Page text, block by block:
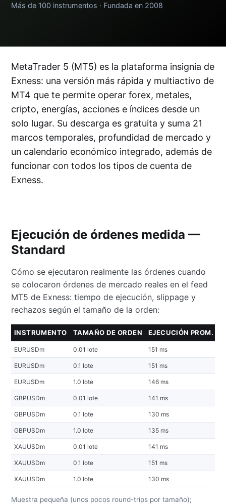
Más de 100 instrumentos · Fundada en 2008
MetaTrader 5 (MT5) es la plataforma insignia de
Exness: una versión más rápida y multiactivo de
MT4 que te permite operar forex, metales,
cripto, energías, acciones e índices desde un
solo lugar. Su descarga es gratuita y suma 21
marcos temporales, profundidad de mercado y
un calendario económico integrado, además de
funcionar con todos los tipos de cuenta de
Exness.
Ejecución de órdenes medida —
Standard
Cómo se ejecutaron realmente las órdenes cuando
se colocaron órdenes de mercado reales en el feed
MT5 de Exness: tiempo de ejecución, slippage y
rechazos según el tamaño de la orden:
INSTRUMENTO TAMAÑO DE ORDEN EJECUCIÓN PROM.
EURUSDm 0.01 lote 151 ms
EURUSDm 0.1 lote 151 ms
EURUSDm 1.0 lote 146 ms
GBPUSDm 0.01 lote 141 ms
GBPUSDm 0.1 lote 130 ms
GBPUSDm 1.0 lote 135 ms
XAUUSDm 0.01 lote 141 ms
XAUUSDm 0.1 lote 151 ms
XAUUSDm 1.0 lote 130 ms
Muestra pequeña (unos pocos round-trips por tamaño);